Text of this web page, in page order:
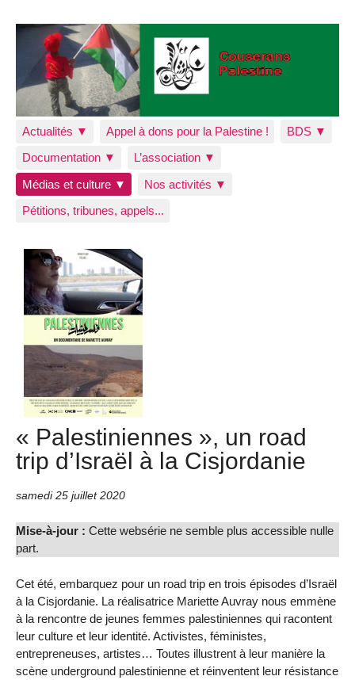
Actualités ▼ Appel à dons pour la Palestine !
BDS ▼
Documentation ▼
L’association ▼
Médias et culture ▼
Nos activités ▼
Pétitions, tribunes, appels...
« Palestiniennes », un road
trip d’Israël à la Cisjordanie
samedi 25 juillet 2020
Mise-à-jour : Cette websérie ne semble plus accessible nulle
part.
Cet été, embarquez pour un road trip en trois épisodes d’Israël
à la Cisjordanie. La réalisatrice Mariette Auvray nous emmène
à la rencontre de jeunes femmes palestiniennes qui racontent
leur culture et leur identité. Activistes, féministes,
entrepreneuses, artistes… Toutes illustrent à leur manière la
scène underground palestinienne et réinventent leur résistance